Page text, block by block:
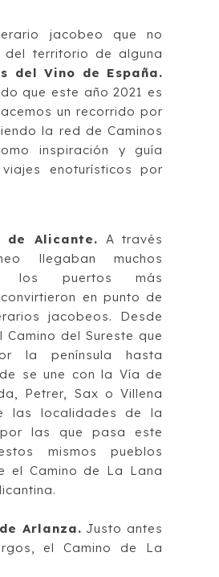
jacobeo que no
territorio de alguna
del Vino de España.
que este año 2021 es
unrecorrido por
la red de Caminos
inspiración
y guía
enoturísticos por
de Alicante. A través
llegaban muchos
y los puertos más
convirtieron en punto de
jacobeos. Desde
Camino del Sureste que
la península hasta
se une con la Vía de
Petrer, Sax o Villena
las localidades de la
las que pasa este
mismos pueblos
el Camino de La Lana
Arlanza. Justo antes
elCamino de La